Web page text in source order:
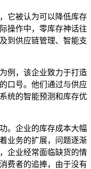
它被认为可以降低库存
操作中，零库存神话往
到供应链管理、智能支
例，该企业致力于打造
口号。他们通过与供应
统的智能预测和库存优
。企业的库存成本大幅
业务的扩展，问题逐渐
企业经常面临缺货的情
费者的追捧，由于没有